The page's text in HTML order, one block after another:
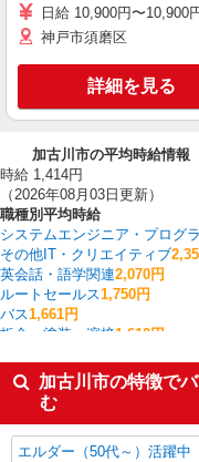
日給 10,900円〜10,900
神戸市須磨区
詳細を見る
加古川市の平均時給情報
時給 1,414円
（2026年08月03日更新）
職種別平均時給
システムエンジニア・プログ
その他IT・クリエイティブ
英会話・語学関連2,070円
ルートセールス1,750円
バス1,661円
板金・塗装・溶接1,610円
経理・人事・労務・総務・法務
中型（2t・4t）ドライバー
看護師・保健師・看護助手・助
加古川市の他の職種の平均時
加古川市の特徴で
む
エルダー（50代～）活躍中